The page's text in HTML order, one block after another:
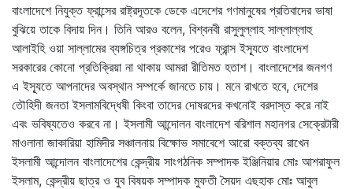
বাংলাদেশে নিযুক্ত ফ্রান্সের রাষ্ট্রদূতকে ডেকে এদেশের গণমানুষের প্রতিবাদের ভাষা
বুঝিয়ে তাকে বিদায় দিন। তিনি আরও বলেন, বিশ্বনবী রাসুলুল্লাহ সাল্লাল্লাহু
আলাইহি ওয়া সাল্লামের ব্যঙ্গচিত্র প্রকাশের পরেও ফ্রান্স ইস্যূতে বাংলাদেশ
সরকারের কোনো প্রতিক্রিয়া না থাকায় আমরা রীতিমত হতাশ। বাংলাদেশের জনগণ
এ ইস্যূতে আপনাদের অবস্থান সম্পর্কে জানতে চায়। মনে রাখতে হবে, দেশের
তৌহিদী জনতা ইসলামবিদ্ধেষী কিংবা তাদের দোষরদের কখনোই বরদাস্ত করে নাই
এবং ভবিষ্যতেও করবে না। ইসলামী আন্দোলন বাংলাদেশ বরিশাল মহানগর সেক্রেটারী
মাওলানা জাকারিয়া হামিদীর সঞ্চালনায় বিক্ষোভ সমাবেশে আরো বক্তব্য রাখেন
ইসলামী আন্দোলন বাংলাদেশের কেন্দ্রীয় সাংগঠনিক সম্পাদক ইঞ্জিনিয়ার মোঃ আশরাফুল
ইসলাম, কেন্দ্রীয় ছাত্র ও যুব বিষয়ক সম্পাদক মুফতী সৈয়দ এছহাক মোঃ আবুল